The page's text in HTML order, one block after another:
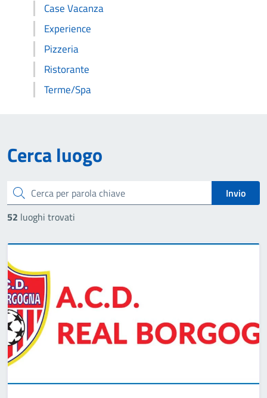
Case Vacanza
Experience
Pizzeria
Ristorante
Terme/Spa
Cerca luogo
Cerca
Invio
52 luoghi trovati